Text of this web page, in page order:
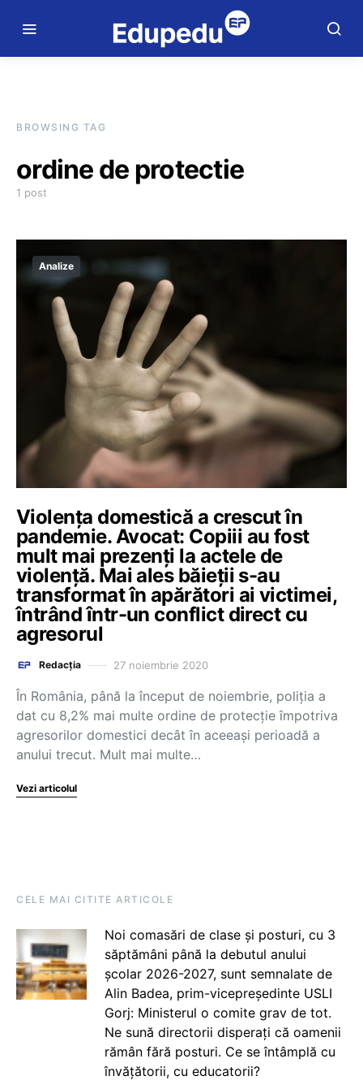
BROWSING TAG
ordine de protectie
1 post
Analize
Violența domestică a crescut în
pandemie. Avocat: Copiii au fost
mult mai prezenți la actele de
violență. Mai ales băieții s-au
transformat în apărători ai victimei,
întrând într-un conflict direct cu
agresorul
Redacția 27 noiembrie 2020
În România, până la început de noiembrie, poliția a
dat cu 8,2% mai multe ordine de protecție împotriva
agresorilor domestici decât în aceeași perioadă a
anului trecut. Mult mai multe…
Vezi articolul
CELE MAI CITITE ARTICOLE
Noi comasări de clase și posturi, cu 3
săptămâni până la debutul anului
școlar 2026-2027, sunt semnalate de
Alin Badea, prim-vicepreședinte USLI
Gorj: Ministerul o comite grav de tot.
Ne sună directorii disperați că oamenii
rămân fără posturi. Ce se întâmplă cu
învățătorii, cu educatorii?